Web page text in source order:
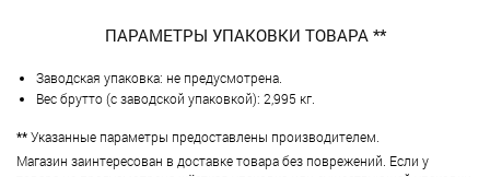
ПАРАМЕТРЫ УПАКОВКИ ТОВАРА **
Заводская упаковка: не предусмотрена.
Вес брутто (с заводской упаковкой): 2,995 кг.
**Указанные параметры предоставлены производителем.
Магазин заинтересован в доставке товара без поврежений. Если у